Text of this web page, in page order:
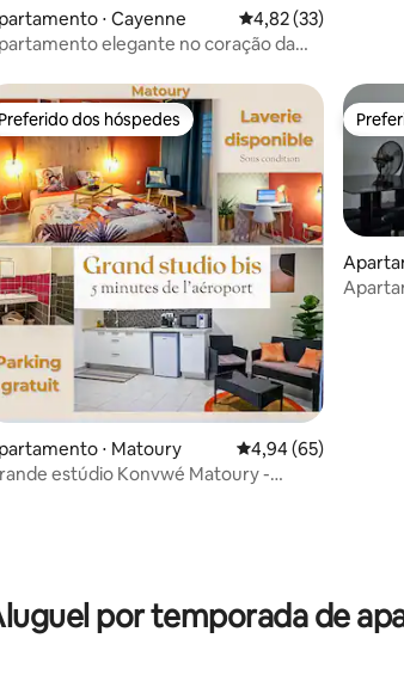
⋅ Cayenne 4,82 de uma
4,82 (33)
elegante no coração da
média de 5, 25 avaliações
Preferido dos hóspedes
Preferido dos hóspedes
⋅ Matoury 4,94 de uma
4,94 (65)
estúdio Konvwé Matoury -
oly
por temporada de